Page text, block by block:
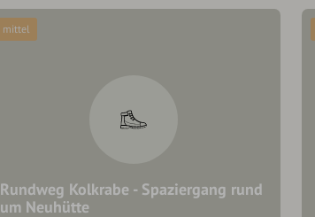
Rundweg Kolkrabe - Spaziergang rund
um Neuhütte
mittel